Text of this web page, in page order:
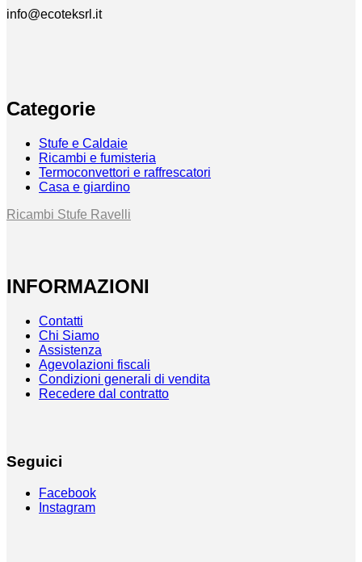
info@ecoteksrl.it
Categorie
Stufe e Caldaie
Ricambi e fumisteria
Termoconvettori e raffrescatori
Casa e giardino
Ricambi Stufe Ravelli
INFORMAZIONI
Contatti
Chi Siamo
Assistenza
Agevolazioni fiscali
Condizioni generali di vendita
Recedere dal contratto
Seguici
Facebook
Instagram